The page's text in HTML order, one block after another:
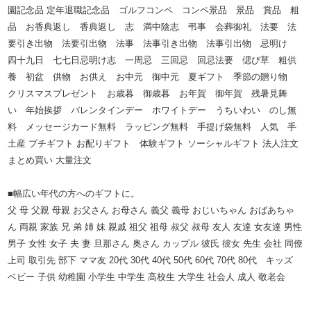
園記念品 定年退職記念品 ゴルフコンペ コンペ景品 景品 賞品 粗
品 お香典返し 香典返し 志 満中陰志 弔事 会葬御礼 法要 法
要引き出物 法要引出物 法事 法事引き出物 法事引出物 忌明け
四十九日 七七日忌明け志 一周忌 三回忌 回忌法要 偲び草 粗供
養 初盆 供物 お供え お中元 御中元 夏ギフト 季節の贈り物
クリスマスプレゼント お歳暮 御歳暮 お年賀 御年賀 残暑見舞
い 年始挨拶 バレンタインデー ホワイトデー うちいわい のし無
料 メッセージカード無料 ラッピング無料 手提げ袋無料 人気 手
土産 プチギフト お配りギフト 体験ギフト ソーシャルギフト 法人注文
まとめ買い 大量注文
■幅広い年代の方へのギフトに。
父 母 父親 母親 お父さん お母さん 義父 義母 おじいちゃん おばあちゃ
ん 両親 家族 兄 弟 姉 妹 親戚 祖父 祖母 叔父 叔母 友人 友達 女友達 男性
男子 女性 女子 夫 妻 旦那さん 奥さん カップル 彼氏 彼女 先生 会社 同僚
上司 取引先 部下 ママ友 20代 30代 40代 50代 60代 70代 80代 キッズ
ベビー 子供 幼稚園 小学生 中学生 高校生 大学生 社会人 成人 敬老会